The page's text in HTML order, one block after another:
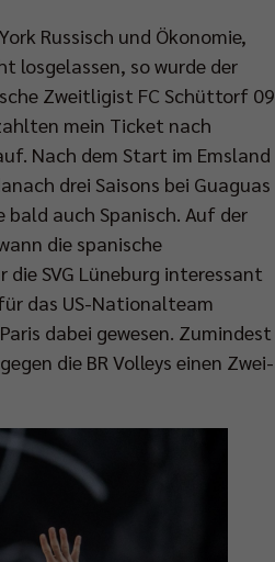
Russisch und Ökonomie,
losgelassen, so wurde der
Zweitligist FC Schüttorf 09
mein Ticket nach
Nach dem Start im Emsland
drei Saisons bei Guaguas
auch Spanisch. Auf der
die spanische
SVG Lüneburg interessant
das US-Nationalteam
dabei gewesen. Zumindest
die BR Volleys einen Zwei-